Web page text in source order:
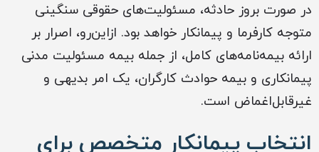
در صورت بروز حادثه، مسئولیت‌های حقوقی سنگینی
متوجه کارفرما و پیمانکار خواهد بود. ازاین‌رو، اصرار بر
ارائه بیمه‌نامه‌های کامل، از جمله بیمه مسئولیت مدنی
پیمانکاری و بیمه حوادث کارگران، یک امر بدیهی و
غیرقابل‌اغماض است.
انتخاب پیمانکار متخصص برای